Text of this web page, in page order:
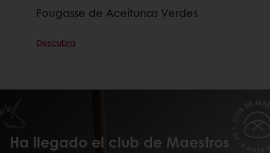
Fougasse de Aceitunas Verdes
Descubra
Ha llegado el club de Maestros